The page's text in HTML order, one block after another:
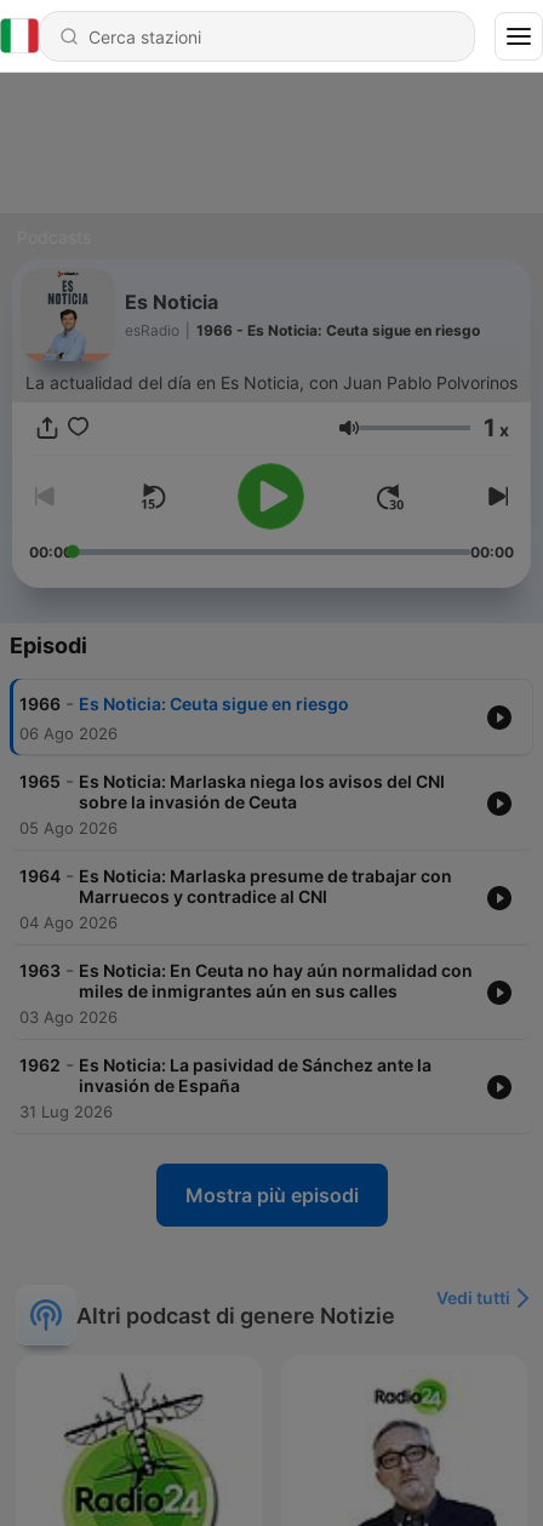
Es Noticia
esRadio 1966 - Es Noticia: Ceuta sigue en riesgo
La actualidad del día en Es Noticia, con Juan Pablo Polvorinos
Volume 1 x
00:00 00:00
Episodi
1966 - Es Noticia: Ceuta sigue en riesgo
06 Ago 2026
1965 - Es Noticia: Marlaska niega los avisos del CNI
sobre la invasión de Ceuta
05 Ago 2026
1964 - Es Noticia: Marlaska presume de trabajar con
Marruecos y contradice al CNI
04 Ago 2026
1963 - Es Noticia: En Ceuta no hay aún normalidad con
miles de inmigrantes aún en sus calles
03 Ago 2026
1962 - Es Noticia: La pasividad de Sánchez ante la
invasión de España
31 Lug 2026
Mostra più episodi
Altri podcast di genere Notizie
Vedi tutti